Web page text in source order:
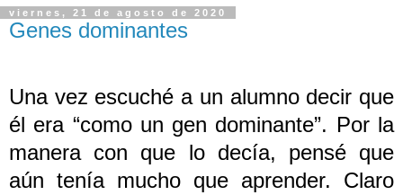
viernes, 21 de agosto de 2020
Genes dominantes
Una vez escuché a un alumno decir que
él era “como un gen dominante”. Por la
manera con que lo decía, pensé que
aún tenía mucho que aprender. Claro